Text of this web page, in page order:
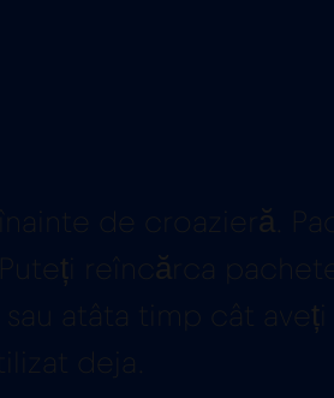
de croazieră.
reîncărca
atâta timp cât aveți
deja.